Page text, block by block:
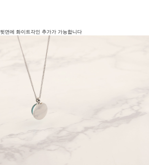
뒷면에 화이트각인 추가가 가능합니다